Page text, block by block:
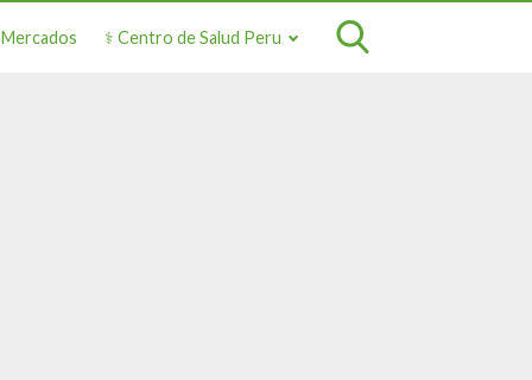
⚕️ Centro de Salud Peru